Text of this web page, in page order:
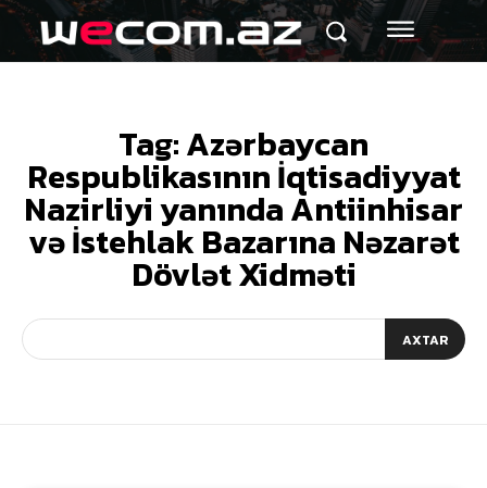
Tag:Azərbaycan
Respublikasının İqtisadiyyat
Nazirliyi yanında Antiinhisar
və İstehlak Bazarına Nəzarət
Dövlət Xidməti
AXTAR